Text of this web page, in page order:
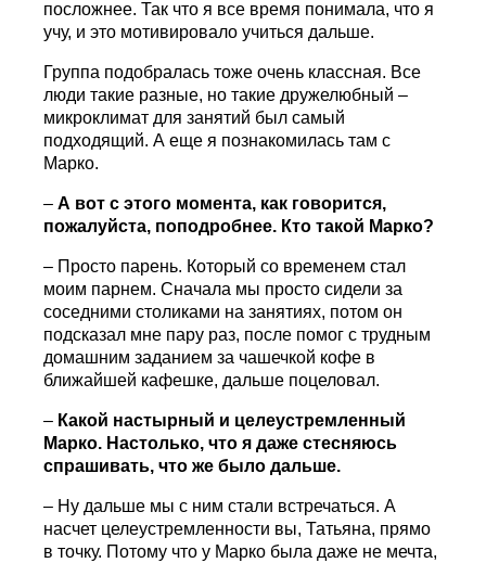
посложнее. Так что я все время понимала, что я
учу, и это мотивировало учиться дальше.
Группа подобралась тоже очень классная. Все
люди такие разные, но такие дружелюбный –
микроклимат для занятий был самый
подходящий. А еще я познакомилась там с
Марко.
–А вот с этого момента, как говорится,
пожалуйста, поподробнее. Кто такой Марко?
– Просто парень. Который со временем стал
моим парнем. Сначала мы просто сидели за
соседними столиками на занятиях, потом он
подсказал мне пару раз, после помог с трудным
домашним заданием за чашечкой кофе в
ближайшей кафешке, дальше поцеловал.
– Какой настырный и целеустремленный
Марко. Настолько, что я даже стесняюсь
спрашивать, что же было дальше.
– Ну дальше мы с ним стали встречаться. А
насчет целеустремленности вы, Татьяна, прямо
в точку. Потому что у Марко была даже не мечта,